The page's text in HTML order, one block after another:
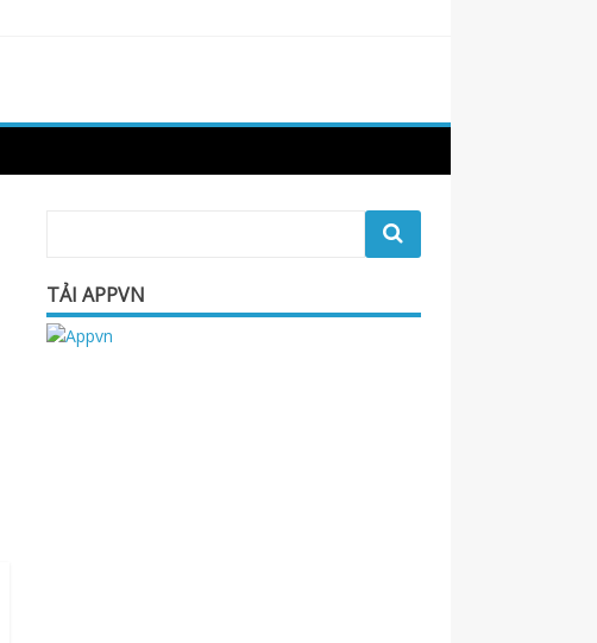
TẢI APPVN